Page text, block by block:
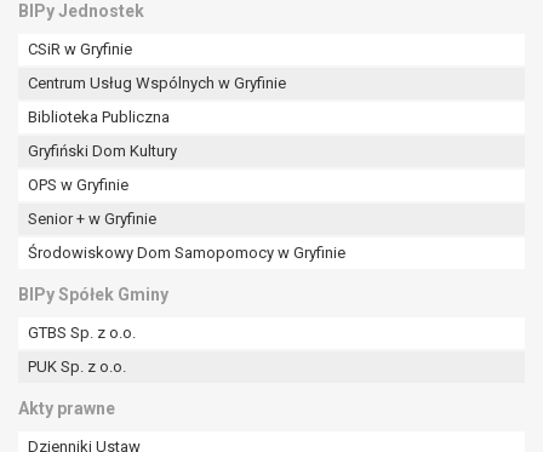
BIPy Jednostek
CSiR w Gryfinie
Centrum Usług Wspólnych w Gryfinie
Biblioteka Publiczna
Gryfiński Dom Kultury
OPS w Gryfinie
Senior + w Gryfinie
Środowiskowy Dom Samopomocy w Gryfinie
BIPy Spółek Gminy
GTBS Sp. z o.o.
PUK Sp. z o.o.
Akty prawne
Dzienniki Ustaw